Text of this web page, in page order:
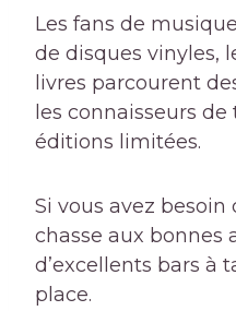
Les fans de
de disques vinyles,
livres parcourent
les connaisseurs
éditions limitées.
Si vous avez besoin
chasse aux bonnes
d’excellents bars à
place.